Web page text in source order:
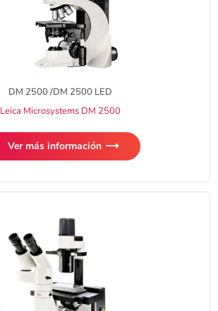
DM 2500 /DM 2500 LED
Leica Microsystems DM 2500
Ver más información